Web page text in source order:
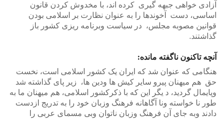
آزادی خواهی جبهه گیری کرده اند، با مخدوش کردن قانون
اساسی، دست آخوندها را به عنوان نظارت بر اسلامی بودن
قوانین مصوبه مجلس، در سیاست وبرنامه ریزی کشور باز
گذاشتند.
آنچه تاکنون ناگفته مانده:
هنگامی که عنوان شد که ایران یک کشور اسلامی است، نخست
حق هم میهنان پیرو سایر کیش ها ودین ها، زیر پای گذاشته شد
وپایمال گردید، د یگر این که با ذکرکشور اسلامی، هم میهنان ما به
طور نا خواسته ونا آگاهانه فرهنگ وزبان خود را به تدریج ازدست
دادند وبه جای آن فرهنگ وزبان ناتوان وبی مسمای عربی را